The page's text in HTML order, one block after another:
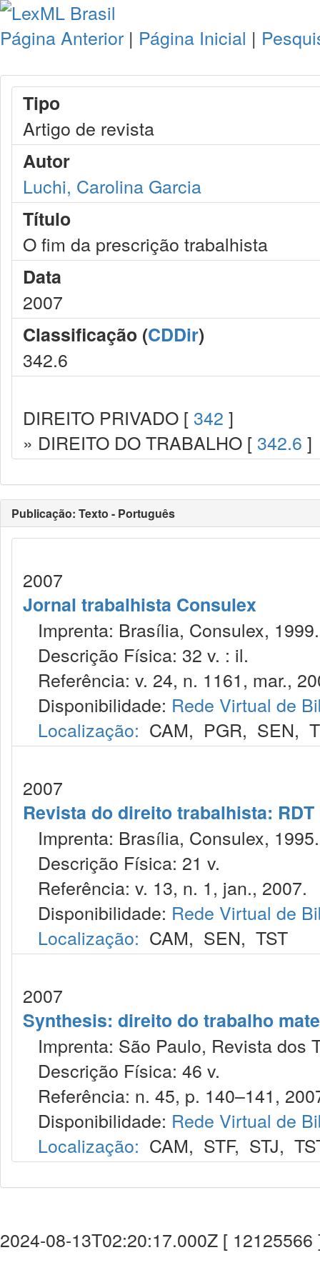
Página Anterior | Página Inicial |
Tipo
Artigo de revista
Autor
Luchi, Carolina Garcia
Título
O fim da prescrição trabalhista
Data
2007
Classificação (CDDir)
342.6
DIREITO PRIVADO [ 342 ]
» DIREITO DO TRABALHO [ 342.6 ]
Publicação: Texto - Português
2007
Jornal trabalhista Consulex
Imprenta: Brasília, Consulex, 1999.
Descrição Física: 32 v. : il.
Referência: v. 24, n. 1161, mar.,
Disponibilidade: Rede Virtual de
Localização: CAM, PGR, SEN,
2007
Revista do direito trabalhista: RDT
Imprenta: Brasília, Consulex, 1995.
Descrição Física: 21 v.
Referência: v. 13, n. 1, jan., 2007.
Disponibilidade: Rede Virtual de
Localização: CAM, SEN, TST
2007
Synthesis: direito do trabalho
Imprenta: São Paulo, Revista dos
Descrição Física: 46 v.
Referência: n. 45, p. 140–141,
Disponibilidade: Rede Virtual de
Localização: CAM, STF, STJ,
2024-08-13T02:20:17.000Z [ 12125566